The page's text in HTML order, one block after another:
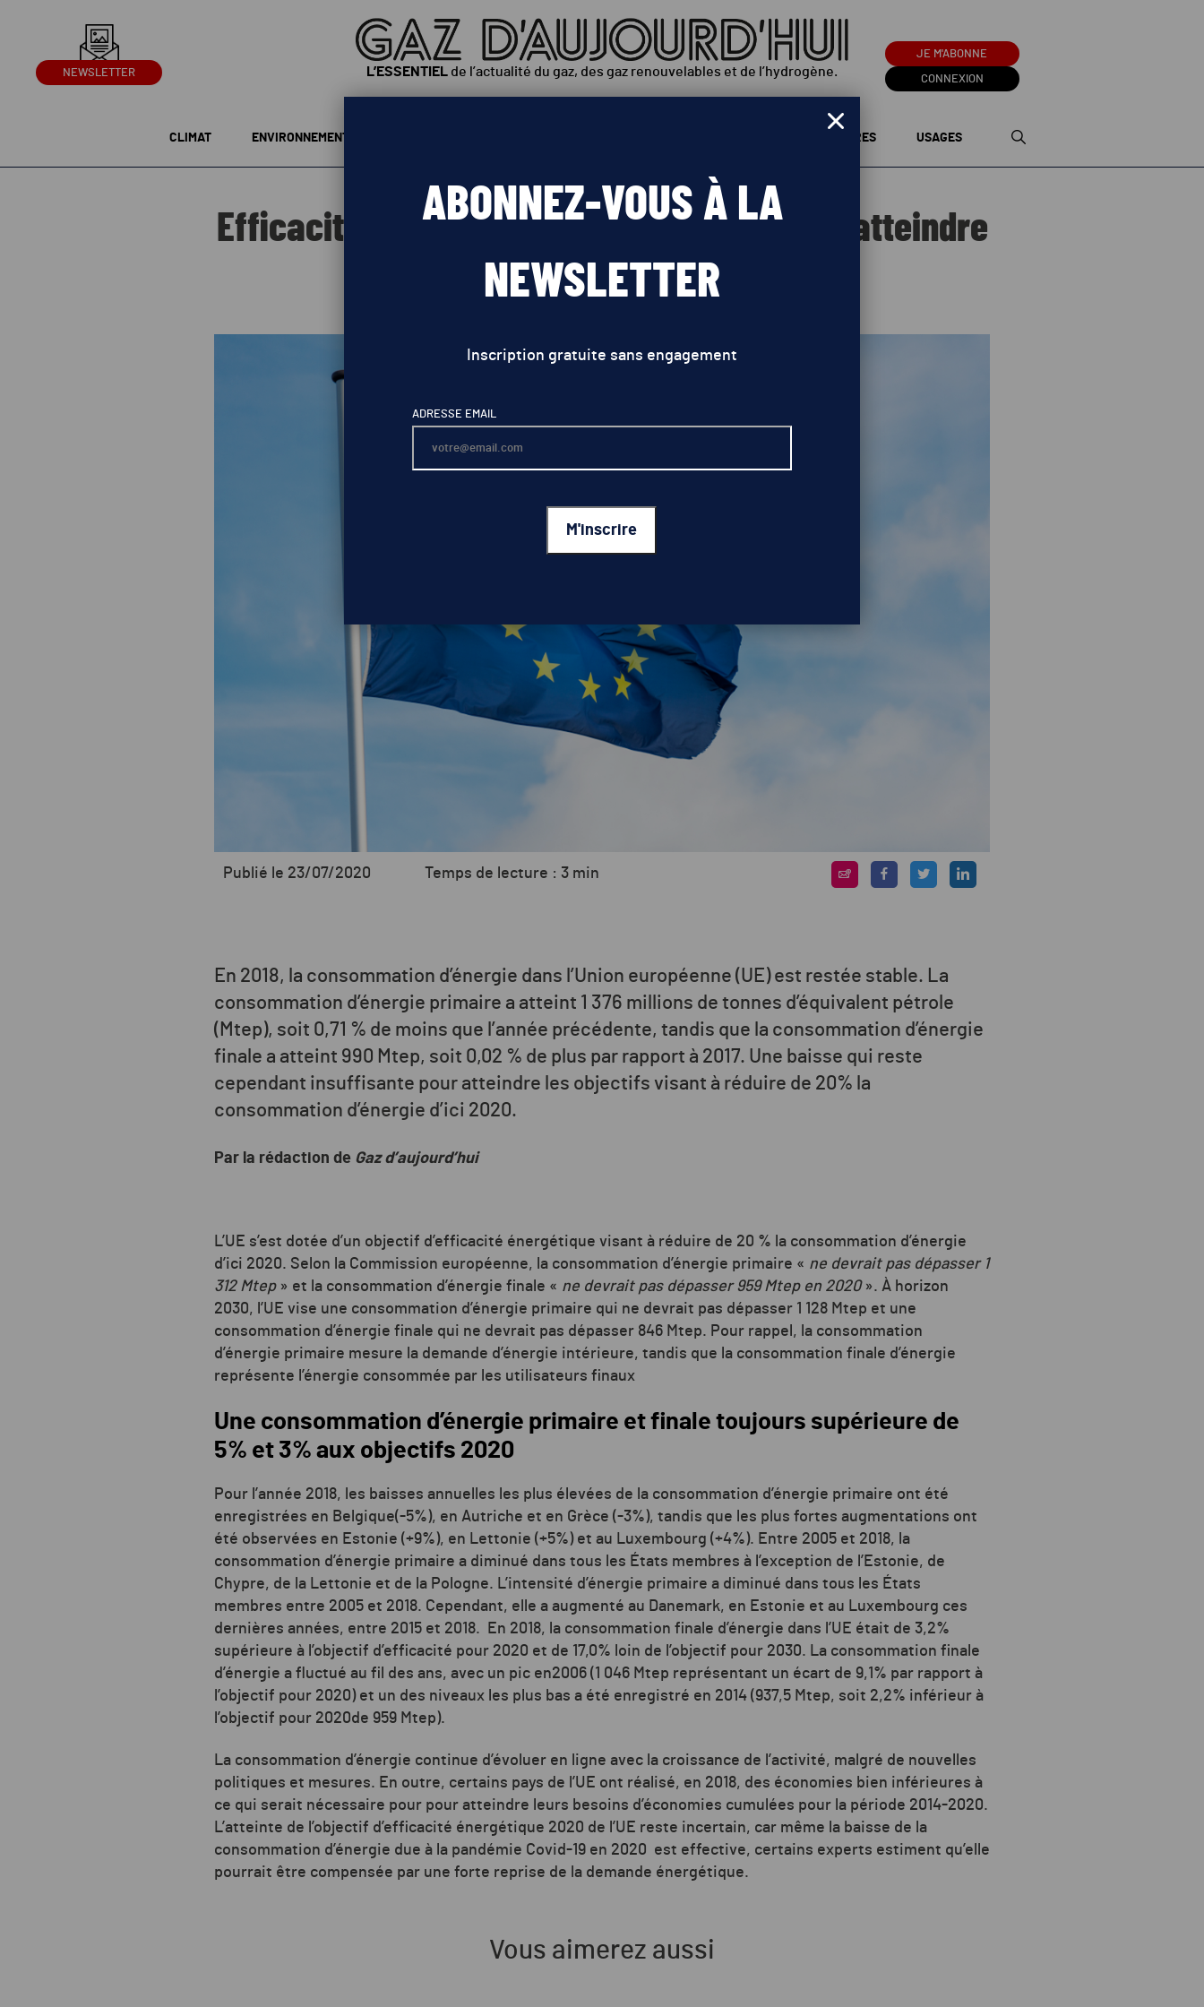
NEWSLETTER L’ESSENTIEL de l’actualité du gaz, des gaz renouvelables et de l’hydrogène.
JE M'ABONNE
CONNEXION
CLIMAT ENVIRONNEMENT TERRITOIRES USAGES
Efficacité énergétique: l’UE ne devrait pas atteindre
ses objectifs 2020
Publié le 23/07/2020 Temps de lecture : 3 min
En 2018, la consommation d’énergie dans l’Union européenne (UE) est restée stable. La
consommation d’énergie primaire a atteint 1 376 millions de tonnes d’équivalent pétrole
(Mtep), soit 0,71 % de moins que l’année précédente, tandis que la consommation d’énergie
finale a atteint 990 Mtep, soit 0,02 % de plus par rapport à 2017. Une baisse qui reste
cependant insuffisante pour atteindre les objectifs visant à réduire de 20% la
consommation d’énergie d’ici 2020.
Par la rédaction de Gaz d’aujourd’hui
L’UE s’est dotée d’un objectif d’efficacité énergétique visant à réduire de 20 % la consommation d’énergie
d’ici 2020. Selon la Commission européenne, la consommation d’énergie primaire « ne devrait pas dépasser 1
312 Mtep» et la consommation d’énergie finale « ne devrait pas dépasser 959 Mtep en 2020». À horizon
2030, l’UE vise une consommation d’énergie primaire qui ne devrait pas dépasser 1 128 Mtep et une
consommation d’énergie finale qui ne devrait pas dépasser 846 Mtep. Pour rappel, la consommation
d’énergie primaire mesure la demande d’énergie intérieure, tandis que la consommation finale d’énergie
représente l’énergie consommée par les utilisateurs finaux
Une consommation d’énergie primaire et finale toujours supérieure de
5% et 3% aux objectifs 2020
Pour l’année 2018, les baisses annuelles les plus élevées de la consommation d’énergie primaire ont été
enregistrées en Belgique(-5%), en Autriche et en Grèce (-3%), tandis que les plus fortes augmentations ont
été observées en Estonie (+9%), en Lettonie (+5%) et au Luxembourg (+4%). Entre 2005 et 2018, la
consommation d’énergie primaire a diminué dans tous les États membres à l’exception de l’Estonie, de
Chypre, de la Lettonie et de la Pologne. L’intensité d’énergie primaire a diminué dans tous les États
membres entre 2005 et 2018. Cependant, elle a augmenté au Danemark, en Estonie et au Luxembourg ces
dernières années, entre 2015 et 2018.
En 2018, la consommation finale d’énergie dans l’UE était de 3,2%
supérieure à l’objectif d’efficacité pour 2020 et de 17,0% loin de l’objectif pour 2030. La consommation finale
d’énergie a fluctué au fil des ans, avec un pic en2006 (1 046 Mtep représentant un écart de 9,1% par rapport à
l’objectif pour 2020) et un des niveaux les plus bas a été enregistré en 2014 (937,5 Mtep, soit 2,2% inférieur à
l’objectif pour 2020de 959 Mtep).
La consommation d’énergie continue d’évoluer en ligne avec la croissance de l’activité, malgré de nouvelles
politiques et mesures. En outre, certains pays de l’UE ont réalisé, en 2018, des économies bien inférieures à
ce qui serait nécessaire pour pour atteindre leurs besoins d’économies cumulées pour la période 2014-2020.
L’atteinte de l’objectif d’efficacité énergétique 2020 de l’UE reste incertain, car même la baisse de la
consommation d’énergie due à la pandémie Covid-19 en 2020 est effective, certains experts estiment qu’elle
pourrait être compensée par une forte reprise de la demande énergétique.
Vous aimerez aussi
ABONNEZ-VOUS À LA
NEWSLETTER
Inscription gratuite sans engagement
ADRESSE EMAIL